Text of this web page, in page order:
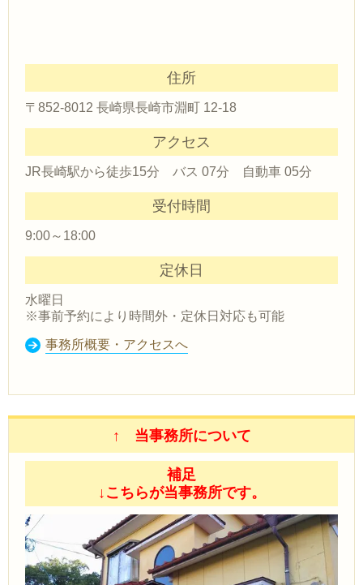
住所
〒852-8012 長崎県長崎市淵町 12-18
アクセス
JR長崎駅から徒歩15分 バス 07分 自動車 05分
受付時間
9:00～18:00
定休日
水曜日
※事前予約により時間外・定休日対応も可能
事務所概要・アクセスへ
↑ 当事務所について
補足
↓こちらが当事務所です。